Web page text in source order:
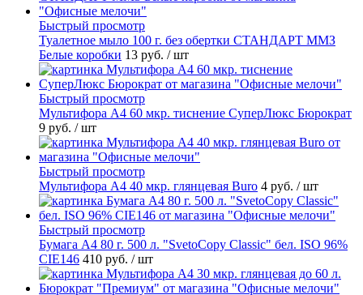
Быстрый просмотр
Туалетное мыло 100 г. без обертки СТАНДАРТ ММЗ
Белые коробки 13 руб. / шт
Быстрый просмотр
Мультифора А4 60 мкр. тиснение СуперЛюкс Бюрократ
9 руб. / шт
Быстрый просмотр
Мультифора А4 40 мкр. глянцевая Buro 4 руб. / шт
Быстрый просмотр
Бумага А4 80 г. 500 л. "SvetoCopy Classic" бел. ISO 96%
CIE146 410 руб. / шт